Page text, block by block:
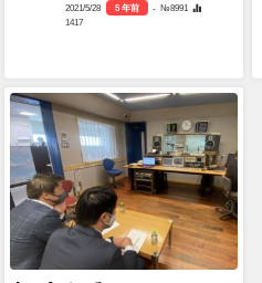
2021/5/28 5 年前
- №8991
1417